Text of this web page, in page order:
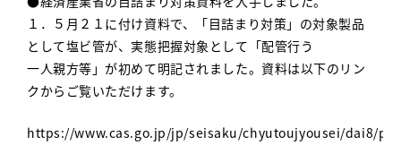
１．５月２１に付け資料で、「目詰まり対策」の対象製品
として塩ビ管が、実態把握対象として「配管行う
一人親方等」が初めて明記されました。資料は以下のリン
クからご覧いただけます。
https://www.cas.go.jp/jp/seisaku/chyutoujyousei/dai8/